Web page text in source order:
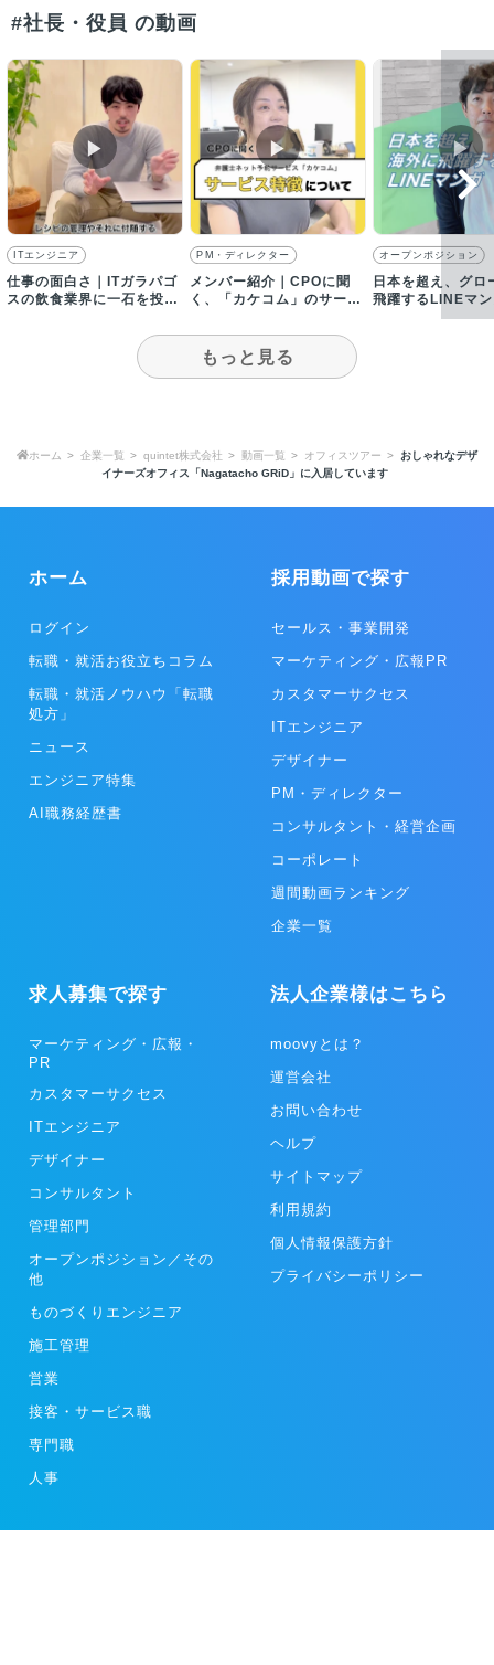
#社長・役員 の動画
▶︎
ITエンジニア
仕事の面白さ｜ITガラパゴ
スの飲食業界に一石を投じ
▶︎
PM・ディレクター
メンバー紹介｜CPOに聞
く、「カケコム」のサービ
▶︎
オープンポジション
日本を超え、グロ
飛躍するLINEマ
もっと見る
ホーム 企業一覧 quintet株式会社 動画一覧 オフィスツアー
おしゃれなデザ
イナーズオフィス「Nagatacho GRiD」に入居しています
ホーム
ログイン
転職・就活お役立ちコラム
転職・就活ノウハウ「転職
処方」
ニュース
エンジニア特集
AI職務経歴書
採用動画で探す
セールス・事業開発
マーケティング・広報PR
カスタマーサクセス
ITエンジニア
デザイナー
PM・ディレクター
コンサルタント・経営企画
コーポレート
週間動画ランキング
企業一覧
求人募集で探す
マーケティング・広報・
PR
カスタマーサクセス
ITエンジニア
デザイナー
コンサルタント
管理部門
オープンポジション／その
他
ものづくりエンジニア
施工管理
営業
接客・サービス職
専門職
人事
法人企業様はこちら
moovyとは？
運営会社
お問い合わせ
ヘルプ
サイトマップ
利用規約
個人情報保護方針
プライバシーポリシー